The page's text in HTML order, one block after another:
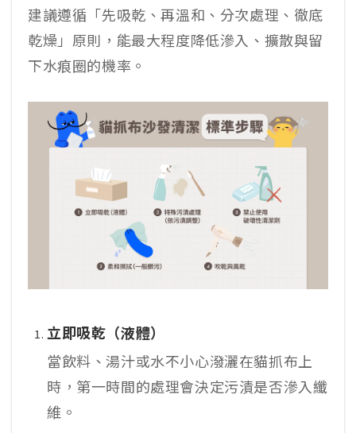
建議遵循「先吸乾、再溫和、分次處理、徹底
乾燥」原則，能最大程度降低滲入、擴散與留
下水痕圈的機率。​
立即吸乾（液體）
當飲料、湯汁或水不小心潑灑在貓抓布上
時，第一時間的處理會決定污漬是否滲入纖
維。